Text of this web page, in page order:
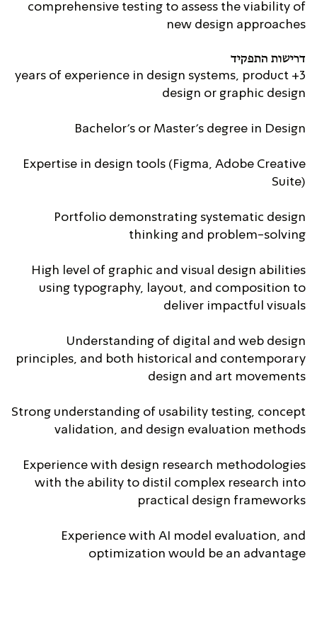
comprehensive testing to assess the viability of
new design approaches
דרישות התפקיד
3+ years of experience in design systems, product
design or graphic design
Bachelor's or Master's degree in Design
Expertise in design tools (Figma, Adobe Creative
Suite)
Portfolio demonstrating systematic design
thinking and problem-solving
High level of graphic and visual design abilities
using typography, layout, and composition to
deliver impactful visuals
Understanding of digital and web design
principles, and both historical and contemporary
design and art movements
Strong understanding of usability testing, concept
validation, and design evaluation methods
Experience with design research methodologies
with the ability to distil complex research into
practical design frameworks
Experience with AI model evaluation, and
optimization would be an advantage